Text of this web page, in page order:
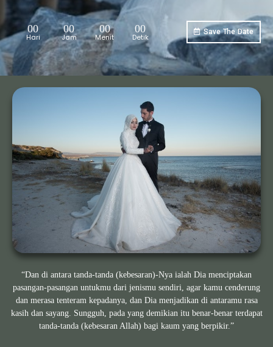
00
Hari
00
Jam
00
Menit
00
Detik
Save The Date
“Dan di antara tanda-tanda (kebesaran)-Nya ialah Dia menciptakan
pasangan-pasangan untukmu dari jenismu sendiri, agar kamu cenderung
dan merasa tenteram kepadanya, dan Dia menjadikan di antaramu rasa
kasih dan sayang. Sungguh, pada yang demikian itu benar-benar terdapat
tanda-tanda (kebesaran Allah) bagi kaum yang berpikir.”